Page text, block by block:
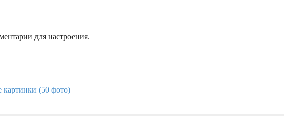
для настроения.